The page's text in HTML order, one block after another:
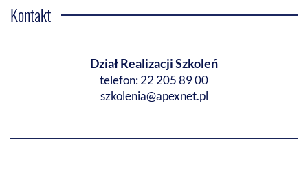
Kontakt
Dział Realizacji Szkoleń
telefon: 22 205 89 00
szkolenia@apexnet.pl